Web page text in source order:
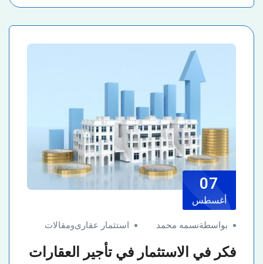
07
أغسطس
بواسطةنسمه محمد استثمار عقارىومقالات
فكر في الاستثمار في تأجير العقارات